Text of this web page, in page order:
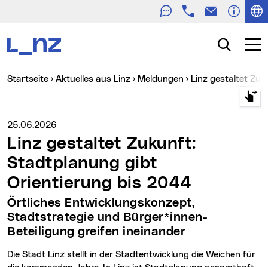
TelefonE-Mail
Suche
Sie sind hier:
Startseite Aktuelles aus Linz Meldungen Linz gestaltet
Medienservice vom:
25.06.2026
Linz gestaltet Zukunft:
Stadtplanung gibt
Orientierung bis 2044
Örtliches Entwicklungskonzept,
Stadtstrategie und Bürger*innen-
Beteiligung greifen ineinander
Die Stadt Linz stellt in der Stadtentwicklung die Weichen für